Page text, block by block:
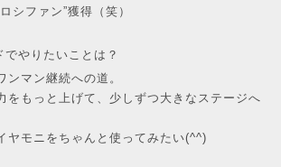
シファン”獲得（笑）
やりたいことは？
ンマン継続への道。
をもっと上げて、少しずつ大きなステージへ
ヤモニをちゃんと使ってみたい(^^)